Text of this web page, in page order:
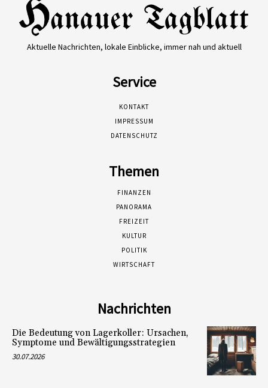
Aktuelle Nachrichten, lokale Einblicke, immer nah und aktuell
Service
KONTAKT
IMPRESSUM
DATENSCHUTZ
Themen
FINANZEN
PANORAMA
FREIZEIT
KULTUR
POLITIK
WIRTSCHAFT
Nachrichten
Die Bedeutung von Lagerkoller: Ursachen,
Symptome und Bewältigungsstrategien
30.07.2026